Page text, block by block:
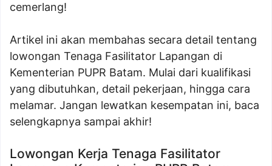
cemerlang!
Artikel ini akan membahas secara detail tentang
lowongan Tenaga Fasilitator Lapangan di
Kementerian PUPR Batam. Mulai dari kualifikasi
yang dibutuhkan, detail pekerjaan, hingga cara
melamar. Jangan lewatkan kesempatan ini, baca
selengkapnya sampai akhir!
Lowongan Kerja Tenaga Fasilitator